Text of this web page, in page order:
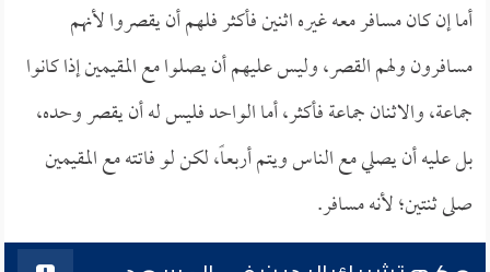
أما إن كان مسافر معه غيره اثنين فأكثر فلهم أن يقصروا لأنهم
مسافرون ولهم القصر، وليس عليهم أن يصلوا مع المقيمين إذا كانوا
جماعة، والاثنان جماعة فأكثر، أما الواحد فليس له أن يقصر وحده،
بل عليه أن يصلي مع الناس ويتم أربعاً، لكن لو فاتته مع المقيمين
صلى ثنتين؛ لأنه مسافر.